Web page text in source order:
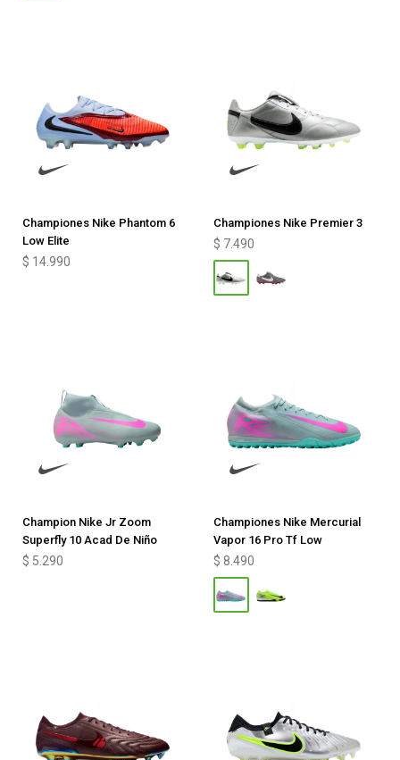
Championes Nike Phantom 6
Low Elite
$ 14.990
Championes Nike Premier 3
$ 7.490
Champion Nike Jr Zoom
Superfly 10 Acad De Niño
$ 5.290
Championes Nike Mercurial
Vapor 16 Pro Tf Low
$ 8.490